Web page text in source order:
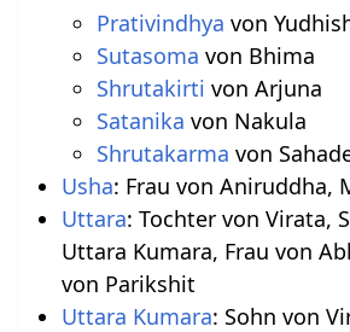
Prativindhya von
Sutasoma von Bhima
Shrutakirti von Arjuna
Satanika von Nakula
Shrutakarma von
Usha: Frau von Aniruddha,
Uttara: Tochter von Virata,
Uttara Kumara, Frau von
von Parikshit
Uttara Kumara: Sohn von